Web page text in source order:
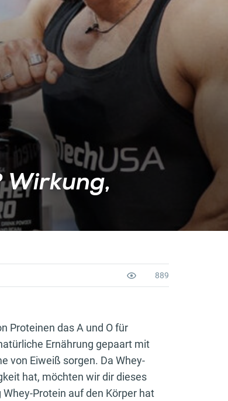
Wirkung,
889
Proteinen das A und O für
Ernährung gepaart mit
von Eiweiß sorgen. Da Whey-
hat, möchten wir dir dieses
Protein auf den Körper hat